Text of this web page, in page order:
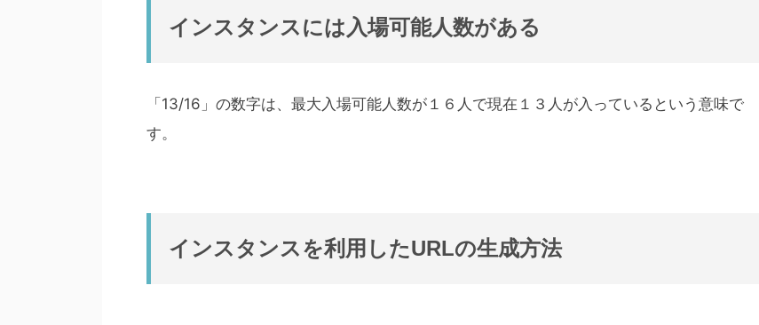
インスタンスには入場可能人数がある
「13/16」の数字は、最大入場可能人数が１６人で現在１３人が入っているという意味で
す。
インスタンスを利用したURLの生成方法